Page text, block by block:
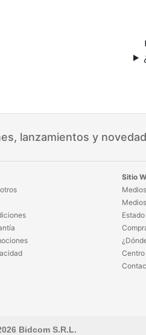
lanzamientos y
Sitio
Centro
Bidcom S.R.L.